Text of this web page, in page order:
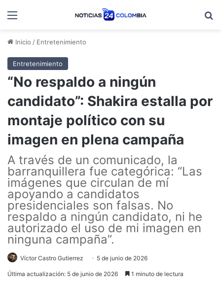
Menú
Inicio / Entretenimiento
Entretenimiento
“No respaldo a ningún
candidato”: Shakira estalla por
montaje político con su
imagen en plena campaña
A través de un comunicado, la
barranquillera fue categórica: “Las
imágenes que circulan de mí
apoyando a candidatos
presidenciales son falsas. No
respaldo a ningún candidato, ni he
autorizado el uso de mi imagen en
ninguna campaña”.
Víctor Castro Gutierrez 5 de junio de 2026
Última actualización: 5 de junio de 2026 1 minuto de lectura